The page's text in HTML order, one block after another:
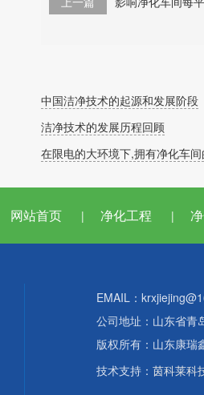
中国洁净技术的起源和发展阶段
洁净技术的发展历程回顾
在限电的大环境下,拥有净化车
网站首页 | 净化工程 |
EMAIL：
公司地址：山东省青
版权所有：山东康瑞
技术支持： 茵科莱科